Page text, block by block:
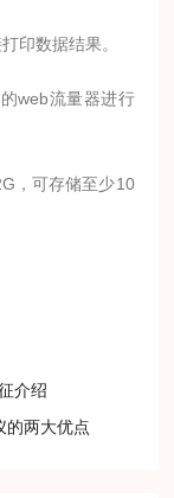
印数据结果。
web流量器进行
，可存储至少10
介绍
的两大优点